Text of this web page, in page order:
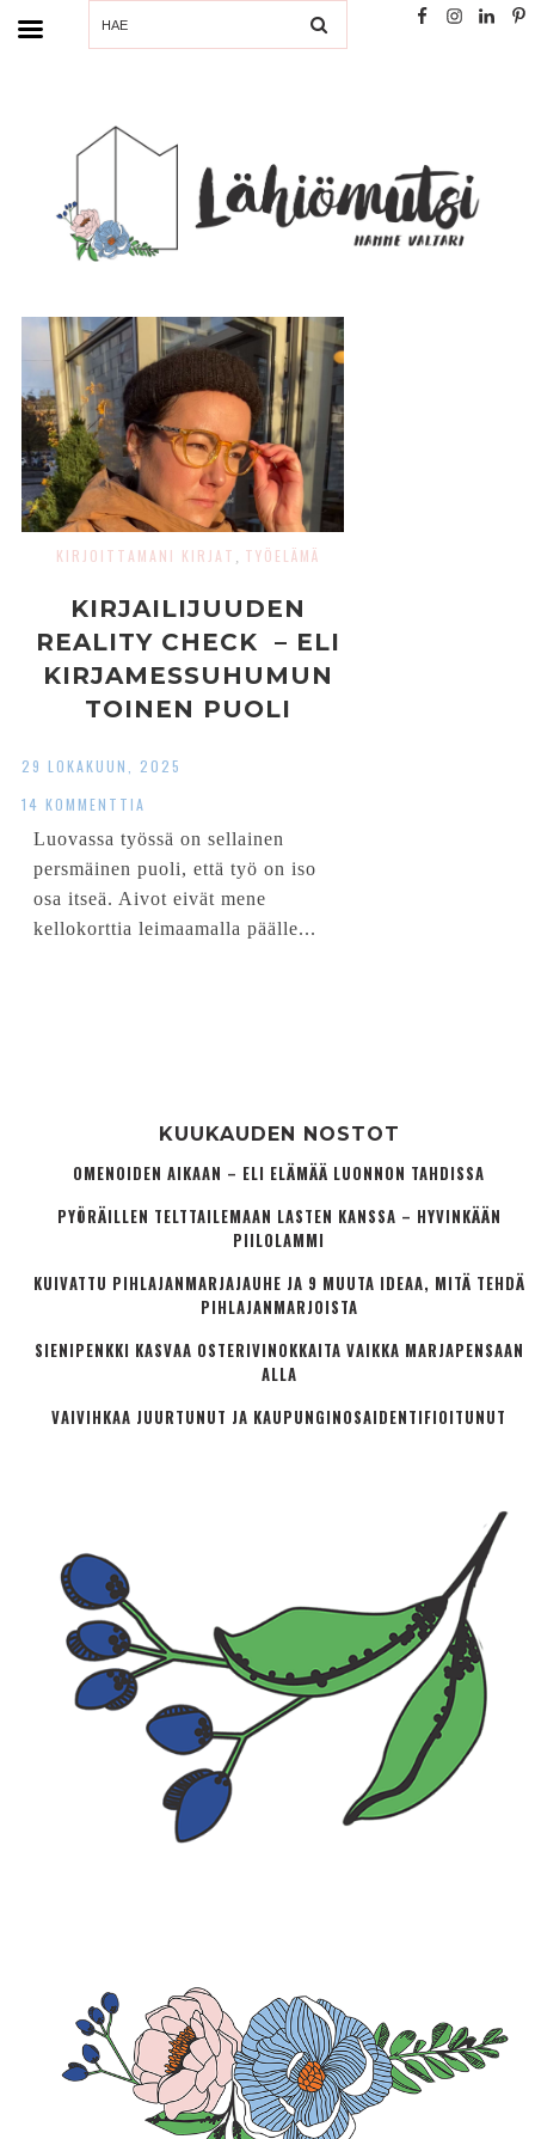
SEARCH
KIRJOITTAMANI KIRJAT TYÖELÄMÄ
KIRJAILIJUUDEN
REALITY CHECK – ELI
KIRJAMESSUHUMUN
TOINEN PUOLI
29 LOKAKUUN, 2025
14 KOMMENTTIA
Luovassa työssä on sellainen
persmäinen puoli, että työ on iso
osa itseä. Aivot eivät mene
kellokorttia leimaamalla päälle...
KUUKAUDEN NOSTOT
OMENOIDEN AIKAAN – ELI ELÄMÄÄ LUONNON TAHDISSA
PYÖRÄILLEN TELTTAILEMAAN LASTEN KANSSA – HYVINKÄÄN
PIILOLAMMI
KUIVATTU PIHLAJANMARJAJAUHE JA 9 MUUTA IDEAA, MITÄ TEHDÄ
PIHLAJANMARJOISTA
SIENIPENKKI KASVAA OSTERIVINOKKAITA VAIKKA MARJAPENSAAN
ALLA
VAIVIHKAA JUURTUNUT JA KAUPUNGINOSA­IDENTIFIOITUNUT